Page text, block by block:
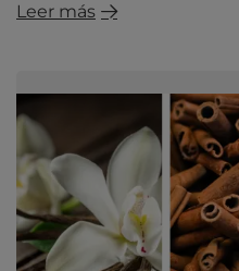
Leer más